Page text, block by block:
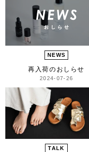
NEWS
再入荷のおしらせ
2024-07-26
TALK